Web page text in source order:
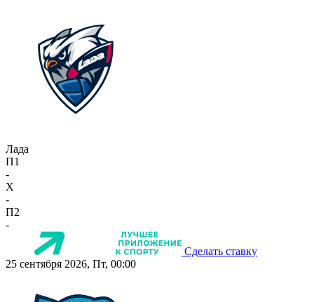
Лада
П1
-
X
-
П2
-
Сделать ставку
25 сентября 2026, Пт, 00:00